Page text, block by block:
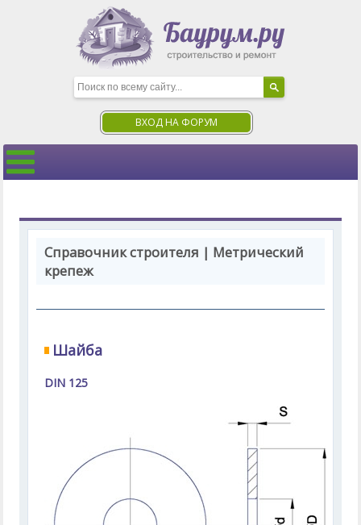
ВХОД НА ФОРУМ
Справочник строителя | Метрический
крепеж
Шайба
DIN 125